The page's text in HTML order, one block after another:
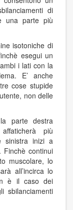
di
una parte più
isotoniche di
esegui un
i lati con la
E’ anche
cose stupide
non delle
parte destra
più
sinistra inizi a
Finchè continui
muscolare, lo
all’incirca lo
è il caso dei
sbilanciamenti